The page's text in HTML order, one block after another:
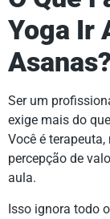
Yoga Ir
Ser um
exige mais do
Você é
percepção de
aula.
Isso ignora todo